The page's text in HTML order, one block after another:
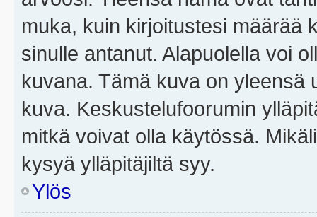
muka, kuin kirjoitustesi määrää
sinulle antanut. Alapuolella voi
kuvana. Tämä kuva on yleensä
kuva. Keskustelufoorumin
mitkä voivat olla käytössä.
kysyä ylläpitäjiltä syy.
Ylös